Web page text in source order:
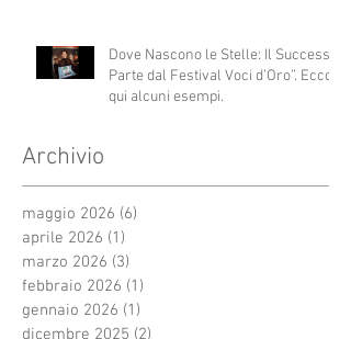
Dove Nascono le Stelle: Il Successo
Parte dal Festival Voci d’Oro”. Ecco
qui alcuni esempi.
Archivio
maggio 2026 (6)
aprile 2026 (1)
marzo 2026 (3)
febbraio 2026 (1)
gennaio 2026 (1)
dicembre 2025 (2)